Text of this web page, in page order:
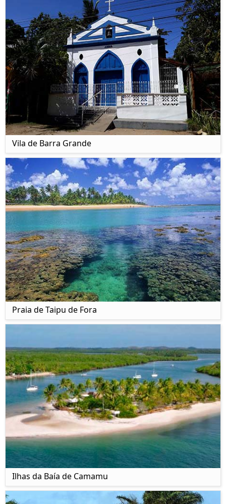
Vila de Barra Grande
Praia de Taipu de Fora
Ilhas da Baía de Camamu